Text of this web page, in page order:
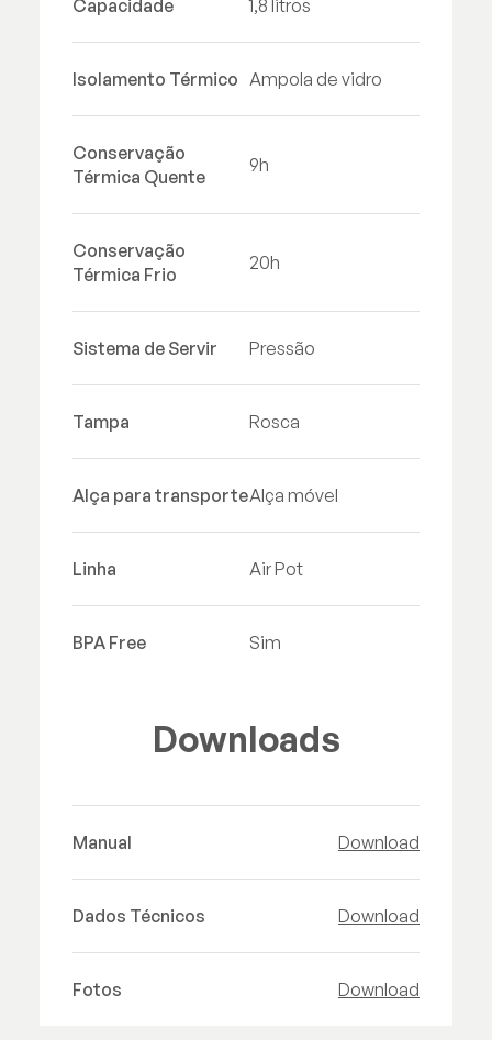
Capacidade 1,8 litros
Isolamento Térmico Ampola de vidro
Conservação
Térmica Quente
9h
Conservação
Térmica Frio
20h
Sistema de Servir Pressão
Tampa Rosca
Alça para transporteAlça móvel
Linha Air Pot
BPA Free Sim
Downloads
Manual Download
Dados Técnicos Download
Fotos Download